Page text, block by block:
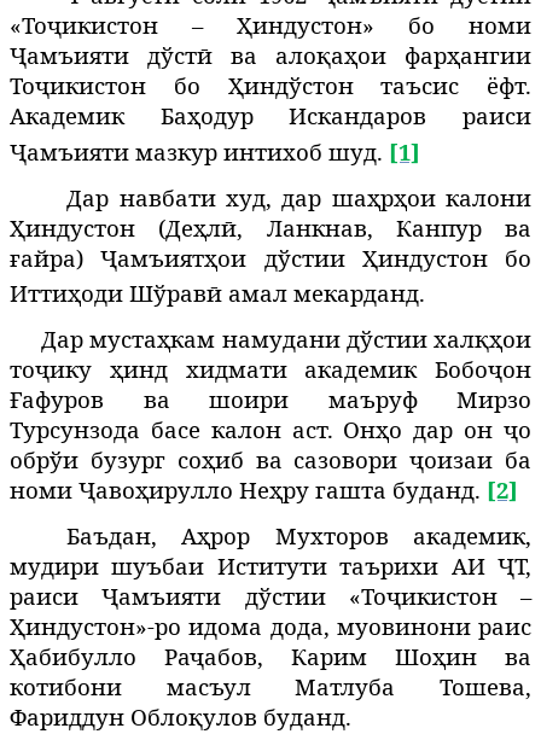
«Тоҷикистон – Ҳиндустон» бо номи
Ҷамъияти дўстӣ ва алоқаҳои фарҳангии
Тоҷикистон бо Ҳиндўстон таъсис ёфт.
Академик Баҳодур Искандаров раиси
Ҷамъияти мазкур интихоб шуд. [1]
Дар навбати худ, дар шаҳрҳои калони
Ҳиндустон (Деҳлӣ, Ланкнав, Канпур ва
ғайра) Ҷамъиятҳои дўстии Ҳиндустон бо
Иттиҳоди Шўравӣ амал мекарданд.
Дар мустаҳкам намудани дўстии халқҳои
тоҷику ҳинд хидмати академик Бобоҷон
Ғафуров ва шоири маъруф Мирзо
Турсунзода басе калон аст. Онҳо дар он ҷо
обрўи бузург соҳиб ва сазовори ҷоизаи ба
номи Ҷавоҳирулло Неҳру гашта буданд. [2]
Баъдан,Аҳрор Мухторов академик,
мудири шуъбаи Иститути таърихи АИ ҶТ,
раисиҶамъияти дўстии «Тоҷикистон –
Ҳиндустон»-ро идома дода, муовинони раис
Ҳабибулло Раҷабов, Карим Шоҳин ва
котибони масъул Матлуба Тошева,
Фариддун Облоқулов буданд.